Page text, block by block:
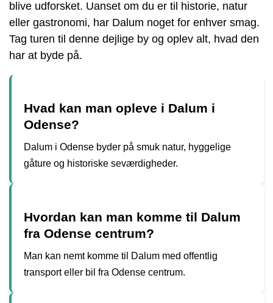
blive udforsket. Uanset om du er til historie, natur
eller gastronomi, har Dalum noget for enhver smag.
Tag turen til denne dejlige by og oplev alt, hvad den
har at byde på.
Hvad kan man opleve i Dalum i
Odense?
Dalum i Odense byder på smuk natur, hyggelige
gåture og historiske seværdigheder.
Hvordan kan man komme til Dalum
fra Odense centrum?
Man kan nemt komme til Dalum med offentlig
transport eller bil fra Odense centrum.